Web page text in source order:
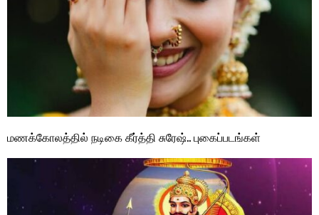
மணக்கோலத்தில் நடிகை கீர்த்தி சுரேஷ்.. புகைப்படங்கள்